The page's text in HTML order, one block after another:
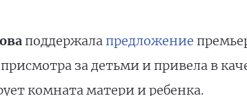
поддержала предложение
за детьми и привела в
комната матери и ребенка.